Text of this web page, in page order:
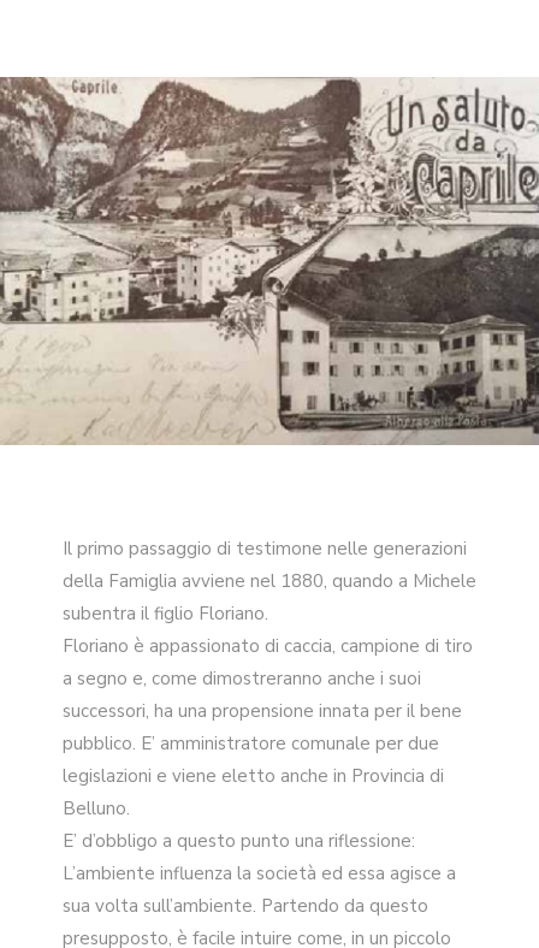
Il primo passaggio di testimone nelle generazioni
della Famiglia avviene nel 1880, quando a Michele
subentra il figlio Floriano.
Floriano è appassionato di caccia, campione di tiro
a segno e, come dimostreranno anche i suoi
successori, ha una propensione innata per il bene
pubblico. E’ amministratore comunale per due
legislazioni e viene eletto anche in Provincia di
Belluno.
E’ d’obbligo a questo punto una riflessione:
L’ambiente influenza la società ed essa agisce a
sua volta sull’ambiente. Partendo da questo
presupposto, è facile intuire come, in un piccolo